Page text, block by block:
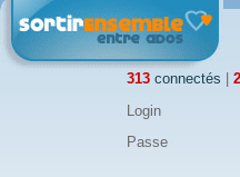
313 connectés |
Login
Passe